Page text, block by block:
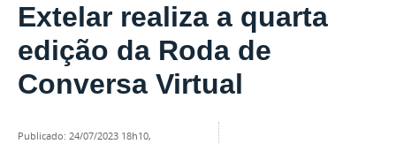
Extelar realiza a quarta
edição da Roda de
Conversa Virtual
publicado: 24/07/2023 18h10,